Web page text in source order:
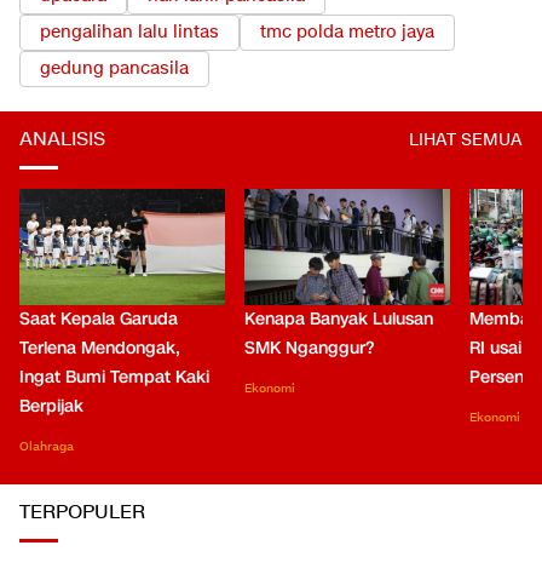
pengalihan lalu lintas
tmc polda metro jaya
gedung pancasila
ANALISIS LIHAT SEMUA
Saat Kepala Garuda
Terlena Mendongak,
Ingat Bumi Tempat Kaki
Berpijak
Olahraga
Kenapa Banyak Lulusan
SMK Nganggur?
Ekonomi
RI usai
Persen
Ekonomi
TERPOPULER